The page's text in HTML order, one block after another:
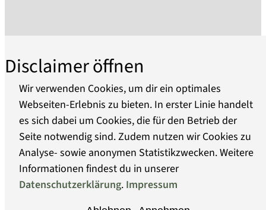
regelmäßig Sonderausstellungen zu Themen
der Geschichte des Glases und der allgemeinen
Kulturgeschichte.
In der Neuen Hütte wird die über 3000-jährige
Geschichte des Glases sowie die über 300-
jährige Betriebsgeschichte der Baruther
Glashütte in der Standesherrschaft Solms-
Baruth erzählt, die bis 1815 zu Sachsen gehörte.
Über uns
Barrierefreiheit
Datenschutz
Disclaimer öffnen
Wir verwenden Cookies, um dir ein optimales
Webseiten-Erlebnis zu bieten. In erster Linie handelt
es sich dabei um Cookies, die für den Betrieb der
Seite notwendig sind. Zudem nutzen wir Cookies zu
Analyse- sowie anonymen Statistikzwecken. Weitere
Informationen findest du in unserer
Datenschutzerklärung. Impressum